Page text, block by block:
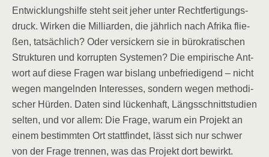
Ent­wick­lungs­hil­fe steht seit jeher unter Recht­fer­ti­gungs­
druck. Wir­ken die Mil­li­ar­den, die jähr­lich nach Afri­ka flie­
ßen, tat­säch­lich? Oder ver­si­ckern sie in büro­kra­ti­schen
Struk­tu­ren und kor­rup­ten Sys­te­men? Die empi­ri­sche Ant­
wort auf die­se Fra­gen war bis­lang unbe­frie­di­gend – nicht
wegen man­geln­den Inter­es­ses, son­dern wegen metho­di­
scher Hür­den. Daten sind lücken­haft, Längs­schnitt­stu­di­en
sel­ten, und vor allem: Die Fra­ge, war­um ein Pro­jekt an
einem bestimm­ten Ort statt­fin­det, lässt sich nur schwer
von der Fra­ge tren­nen, was das Pro­jekt dort bewirkt.